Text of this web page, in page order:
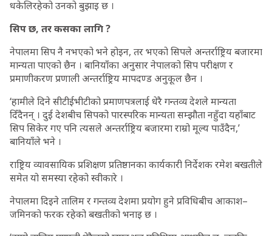
धकेलिरहेको उनको बुझाइ छ ।
सिप छ, तर कसका लागि ?
नेपालमा सिप नै नभएको भने होइन, तर भएको सिपले अन्तर्राष्ट्रिय बजारमा
मान्यता पाएको छैन । बानियाँका अनुसार नेपालको सिप परीक्षण र
प्रमाणीकरण प्रणाली अन्तर्राष्ट्रिय मापदण्ड अनुकूल छैन ।
‘हामीले दिने सीटीईभीटीको प्रमाणपत्रलाई धेरै गन्तव्य देशले मान्यता
दिँदैनन् । दुई देशबीच सिपको पारस्परिक मान्यता सम्झौता नहुँदा यहाँबाट
सिप सिकेर गए पनि त्यसले अन्तर्राष्ट्रिय बजारमा राम्रो मूल्य पाउँदैन,’
बानियाँले भने ।
राष्ट्रिय व्यावसायिक प्रशिक्षण प्रतिष्ठानका कार्यकारी निर्देशक रमेश बखतीले
समेत यो समस्या रहेको स्वीकारे ।
नेपालमा दिइने तालिम र गन्तव्य देशमा प्रयोग हुने प्रविधिबीच आकाश–
जमिनको फरक रहेको बखतीको भनाइ छ ।